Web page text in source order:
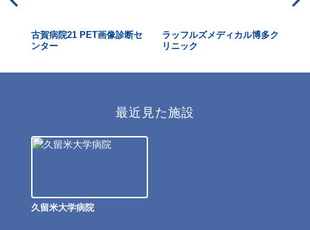
古賀病院21 PET画像診断セ
ンター
ラッフルズメディカル博多ク
リニック
最近見た施設
久留米大学病院